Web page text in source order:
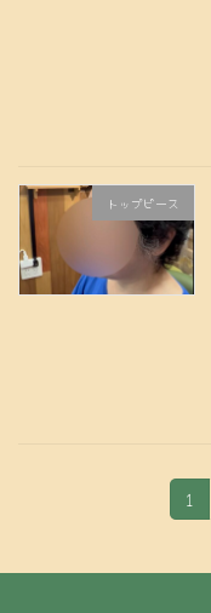
トップピース
の
固
定
ー
1